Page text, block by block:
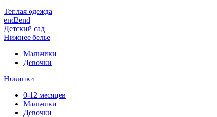
Теплая одежда
end2end
Детский сад
Нижнее белье
Мальчики
Девочки
Новинки
0-12 месяцев
Мальчики
Девочки